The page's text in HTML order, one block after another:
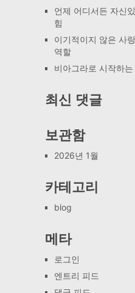
언제 어디서든 자신
힘
이기적이지 않은 사
역할
비아그라로 시작하
최신 댓글
보관함
2026년 1월
카테고리
blog
메타
로그인
엔트리 피드